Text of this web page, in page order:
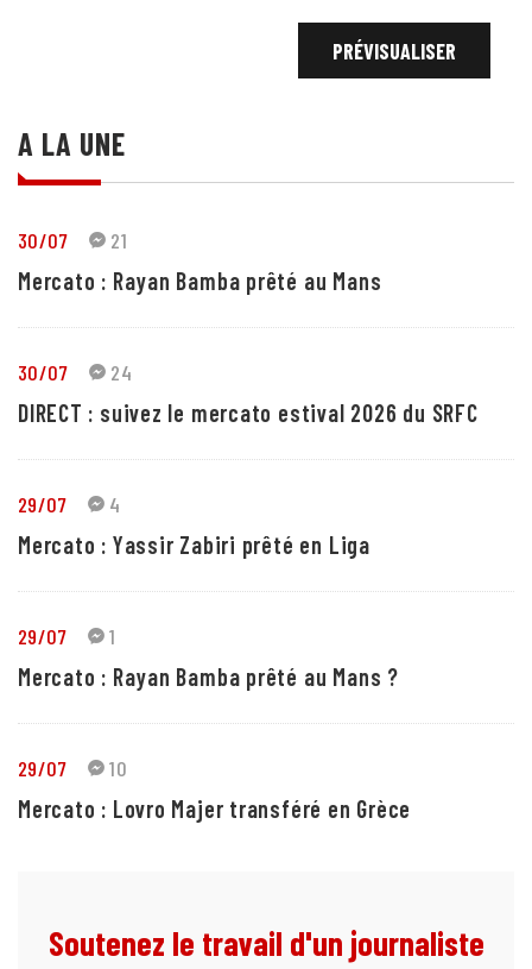
A LA UNE
30/07 21
Mercato : Rayan Bamba prêté au Mans
30/07 24
DIRECT : suivez le mercato estival 2026 du SRFC
29/07 4
Mercato : Yassir Zabiri prêté en Liga
29/07 1
Mercato : Rayan Bamba prêté au Mans ?
29/07 10
Mercato : Lovro Majer transféré en Grèce
Soutenez le travail d'un journaliste